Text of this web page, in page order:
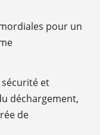
pour un
et
déchargement,
de